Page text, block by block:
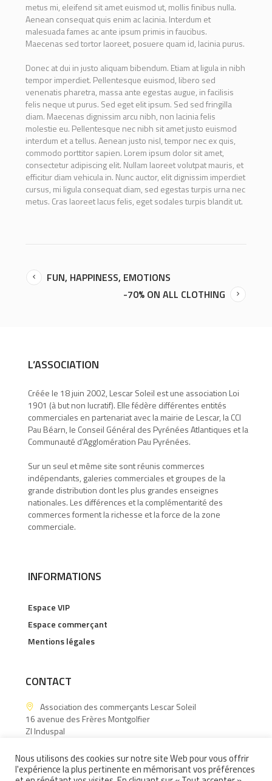
metus mi, eleifend sit amet euismod ut, mollis finibus nulla.
Aenean consequat quis enim ac lacinia. Interdum et
malesuada fames ac ante ipsum primis in faucibus.
Maecenas sed tortor laoreet, posuere quam id, lacinia purus.
Donec at dui in justo aliquam bibendum. Etiam at ligula in nibh
tempor imperdiet. Pellentesque euismod, libero sed
venenatis pharetra, massa ante egestas augue, in facilisis
felis neque ut purus. Sed eget elit ipsum. Sed sed fringilla
diam. Maecenas dignissim arcu nibh, non lacinia felis
molestie eu. Pellentesque nec nibh sit amet justo euismod
interdum et a tellus. Aenean justo nisl, tempor nec ex quis,
commodo porttitor sapien. Lorem ipsum dolor sit amet,
consectetur adipiscing elit. Nullam laoreet volutpat mauris, et
efficitur diam vehicula in. Nunc auctor, elit dignissim imperdiet
cursus, mi ligula consequat diam, sed egestas turpis urna nec
metus. Cras laoreet lacus felis, eget sodales turpis blandit ut.
FUN, HAPPINESS, EMOTIONS
-70% ON ALL CLOTHING
L’ASSOCIATION
Créée le 18 juin 2002, Lescar Soleil est une association Loi
1901 (à but non lucratif). Elle fédère différentes entités
commerciales en partenariat avec la mairie de Lescar, la CCI
Pau Béarn, le Conseil Général des Pyrénées Atlantiques et la
Communauté d’Agglomération Pau Pyrénées.
Sur un seul et même site sont réunis commerces
indépendants, galeries commerciales et groupes de la
grande distribution dont les plus grandes enseignes
nationales. Les différences et la complémentarité des
commerces forment la richesse et la force de la zone
commerciale.
INFORMATIONS
Espace VIP
Espace commerçant
Mentions légales
CONTACT
Association des commerçants Lescar Soleil
16 avenue des Frères Montgolfier
ZI Induspal
06.15.60.88.43
Nous utilisons des cookies sur notre site Web pour vous offrir
l'expérience la plus pertinente en mémorisant vos préférences